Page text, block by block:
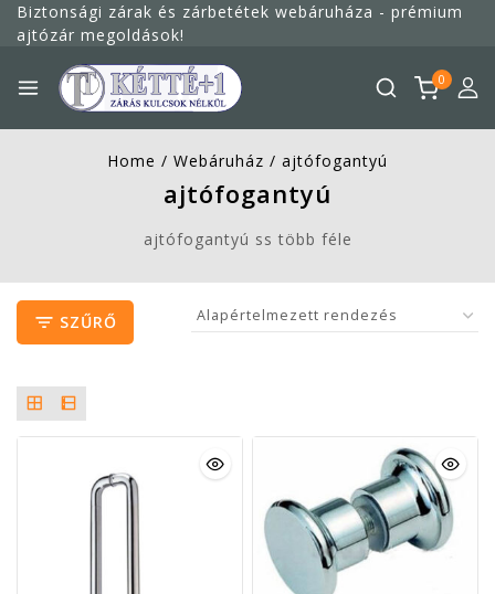
Biztonsági zárak és zárbetétek webáruháza - prémium
ajtózár megoldások!
0
Home / Webáruház / ajtófogantyú
ajtófogantyú
ajtófogantyú ss több féle
SZŰRŐ